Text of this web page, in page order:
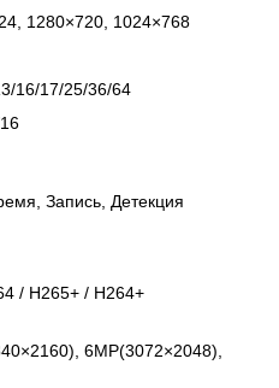
1280×720, 1024×768
16/17/25/36/64
Запись, Детекция
/ H265+ / H264+
6MP(3072×2048),